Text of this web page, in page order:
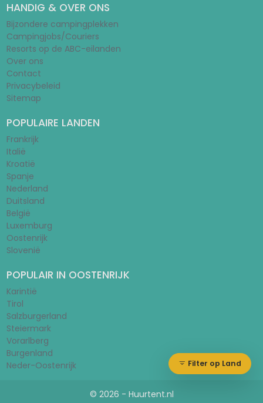
Filter op Land
HANDIG & OVER ONS
Bijzondere campingplekken
Campingjobs/Couriers
Resorts op de ABC-eilanden
Over ons
Contact
Privacybeleid
Sitemap
POPULAIRE LANDEN
Frankrijk
Italië
Kroatië
Spanje
Nederland
Duitsland
België
Luxemburg
Oostenrijk
Slovenië
POPULAIR IN OOSTENRIJK
Karintië
Tirol
Salzburgerland
Steiermark
Vorarlberg
Burgenland
Neder-Oostenrijk
© 2026 - Huurtent.nl